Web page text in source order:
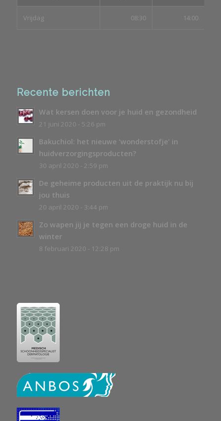
Vrijdag 08:30 14:00
Recente berichten
Wat kersen doen voor je huid en gezondheid
21 juni 2020 - 5:26 pm
Bakuchiol: het nieuwe ‘wonderstofje’ in
huidverzorgingsproducten?
30 april 2020 - 2:59 pm
De geheime producten uit de praktijk nu bij
jou thuis
20 april 2020 - 3:44 pm
Zo wapen jij je tegen een droge huid in de
winter
8 februari 2020 - 12:28 pm